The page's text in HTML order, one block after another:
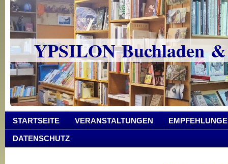
YPSILON Buchladen
STARTSEITE VERANSTALTUNGEN
DATENSCHUTZ